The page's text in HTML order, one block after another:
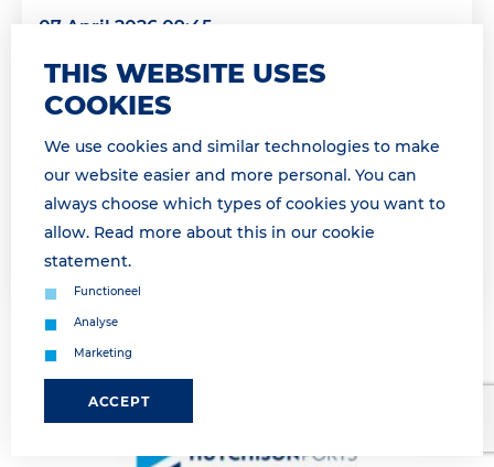
07 April 2026 09:45
PRE-GATE PROCEDURE AS FROM 9H15
* For English see below * Geachte relatie,
Momenteel maken wij gebruik van de pre-gate
procedure. Wij informeren u zodra de pre-gate
procedure is opgeheven. &...
Lees meer
THIS WEBSITE USES
COOKIES
We use cookies and similar technologies to make
our website easier and more personal. You can
always choose which types of cookies you want to
allow. Read more about this in our cookie
statement.
Functioneel
Analyse
Marketing
ACCEPT